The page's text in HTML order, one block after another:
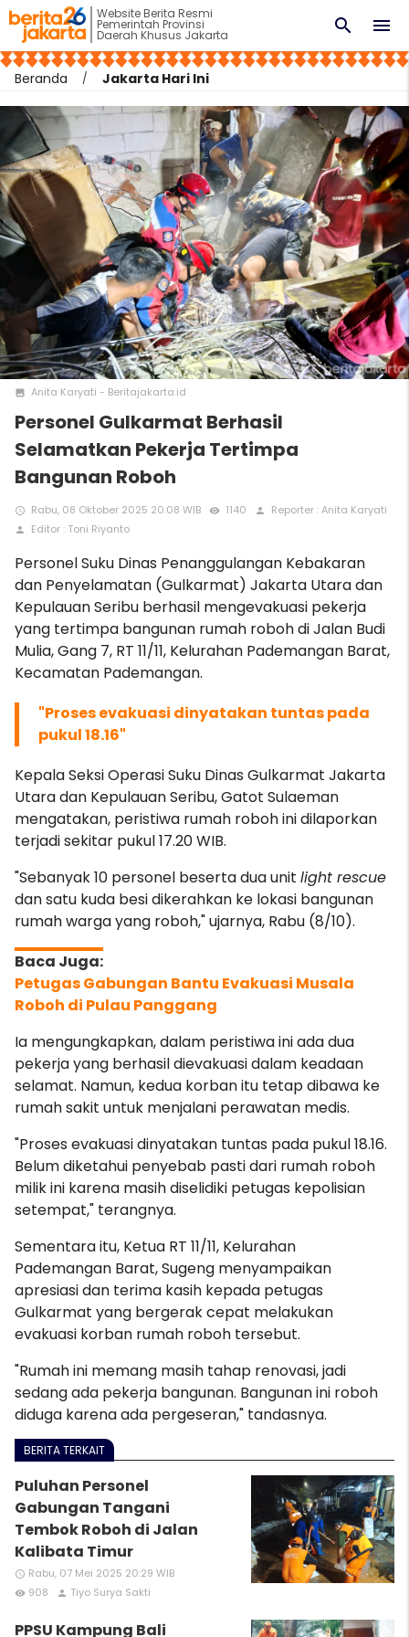
Website Berita Resmi
Pemerintah Provinsi
Daerah Khusus Jakarta menu
search
Beranda Jakarta Hari Ini
photo Anita Karyati - Beritajakarta.id
Personel Gulkarmat Berhasil
Selamatkan Pekerja Tertimpa
Bangunan Roboh
access_time Rabu, 08 Oktober 2025 20:08 WIB remove_red_eye 1140 person Reporter : Anita Karyati
person Editor : Toni Riyanto
Personel Suku Dinas Penanggulangan Kebakaran
dan Penyelamatan (Gulkarmat) Jakarta Utara dan
Kepulauan Seribu berhasil mengevakuasi pekerja
yang tertimpa bangunan rumah roboh di Jalan Budi
Mulia, Gang 7, RT 11/11, Kelurahan Pademangan Barat,
Kecamatan Pademangan.
"Proses evakuasi dinyatakan tuntas pada
pukul 18.16"
Kepala Seksi Operasi Suku Dinas Gulkarmat Jakarta
Utara dan Kepulauan Seribu, Gatot Sulaeman
mengatakan, peristiwa rumah roboh ini dilaporkan
terjadi sekitar pukul 17.20 WIB.
"Sebanyak 10 personel beserta dua unit light rescue
dan satu kuda besi dikerahkan ke lokasi bangunan
rumah warga yang roboh," ujarnya, Rabu (8/10).
Petugas Gabungan Bantu Evakuasi Musala
Roboh di Pulau Panggang
Ia mengungkapkan, dalam peristiwa ini ada dua
pekerja yang berhasil dievakuasi dalam keadaan
selamat. Namun, kedua korban itu tetap dibawa ke
rumah sakit untuk menjalani perawatan medis.
"Proses evakuasi dinyatakan tuntas pada pukul 18.16.
Belum diketahui penyebab pasti dari rumah roboh
milik ini karena masih diselidiki petugas kepolisian
setempat," terangnya.
Sementara itu, Ketua RT 11/11, Kelurahan
Pademangan Barat, Sugeng menyampaikan
apresiasi dan terima kasih kepada petugas
Gulkarmat yang bergerak cepat melakukan
evakuasi korban rumah roboh tersebut.
"Rumah ini memang masih tahap renovasi, jadi
sedang ada pekerja bangunan. Bangunan ini roboh
diduga karena ada pergeseran," tandasnya.
BERITA TERKAIT
Puluhan Personel
Gabungan Tangani
Tembok Roboh di Jalan
Kalibata Timur
access_time Rabu, 07 Mei 2025 20:29 WIB
remove_red_eye 908 person Tiyo Surya Sakti
PPSU Kampung Bali